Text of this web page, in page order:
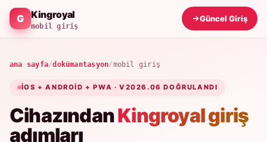
Kingroyal
mobil giriş
Güncel Giriş
ana sayfa/dokümantasyon/mobil giriş
IOS + ANDROID + PWA · V2026.06 DOĞRULANDI
CihazındanKingroyal giriş
adımları